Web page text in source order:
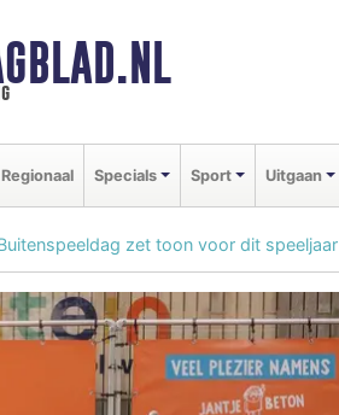
Regionaal Specials Sport Uitgaan
zet toon voor dit speeljaar